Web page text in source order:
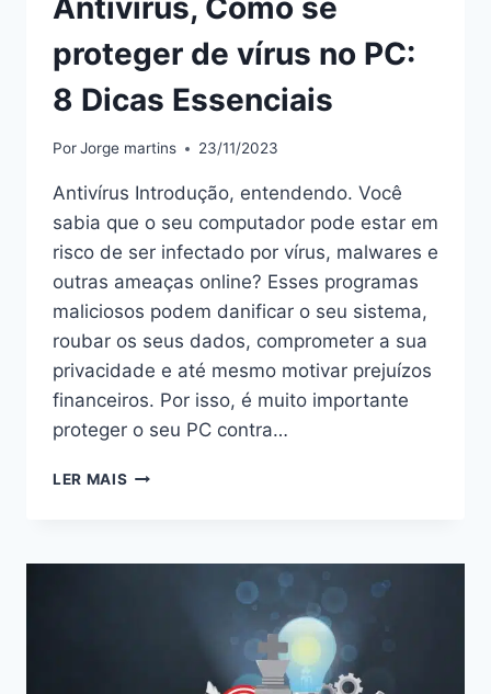
proteger de vírus no PC:
8 Dicas Essenciais
PorJorge martins 23/11/2023
Antivírus Introdução, entendendo. Você
sabia que o seu computador pode estar em
risco de ser infectado por vírus, malwares e
outras ameaças online? Esses programas
maliciosos podem danificar o seu sistema,
roubar os seus dados, comprometer a sua
privacidade e até mesmo motivar prejuízos
financeiros. Por isso, é muito importante
proteger o seu PC contra…
LER MAIS ANTIVÍRUS,
DE